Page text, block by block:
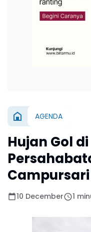
AGENDA
Hujan Gol
Campursari
10 December 1